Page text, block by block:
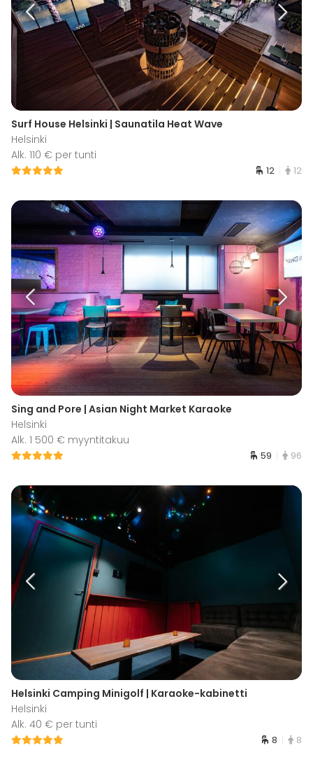
Surf House Helsinki | Saunatila Heat Wave
Helsinki
Alk. 110 € per tunti
12 12
Sing and Pore | Asian Night Market Karaoke
Helsinki
Alk. 1 500 € myyntitakuu
59 96
Helsinki Camping Minigolf | Karaoke-kabinetti
Helsinki
Alk. 40 € per tunti
8 8